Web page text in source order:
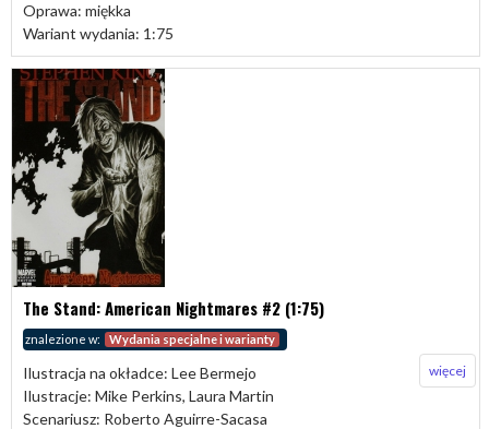
Oprawa: miękka
Wariant wydania: 1:75
The Stand: American Nightmares #2 (1:75)
znalezione w: Wydania specjalne i warianty
Ilustracja na okładce: Lee Bermejo
Ilustracje: Mike Perkins, Laura Martin
Scenariusz: Roberto Aguirre-Sacasa
więcej